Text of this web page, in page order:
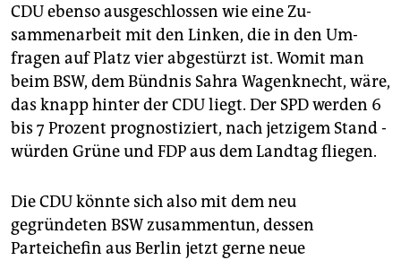
CDU ebenso ausgeschlossen wie eine Zu­
sammenarbeit mit den Linken, die in den Um­
fragen auf Platz vier abgestürzt ist. Womit man
beim BSW, dem Bündnis Sahra Wagenknecht, wäre,
das knapp hinter der CDU liegt. Der SPD werden 6
bis 7 Prozent prognostiziert, nach jetzigem Stand ­
würden Grüne und FDP aus dem Landtag fliegen.
Die CDU könnte sich also mit dem neu
gegründeten BSW zusammentun, dessen
Parteichefin aus Berlin jetzt gerne neue